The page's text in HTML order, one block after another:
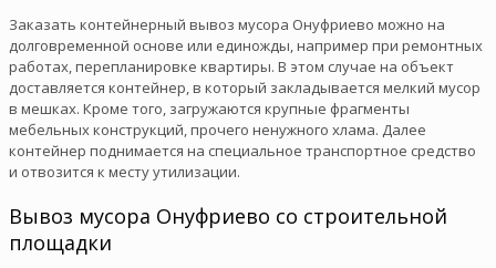
Заказать контейнерный вывоз мусора Онуфриево можно на
долговременной основе или единожды, например при ремонтных
работах, перепланировке квартиры. В этом случае на объект
доставляется контейнер, в который закладывается мелкий мусор
в мешках. Кроме того, загружаются крупные фрагменты
мебельных конструкций, прочего ненужного хлама. Далее
контейнер поднимается на специальное транспортное средство
и отвозится к месту утилизации.
Вывоз мусора Онуфриево со строительной
площадки